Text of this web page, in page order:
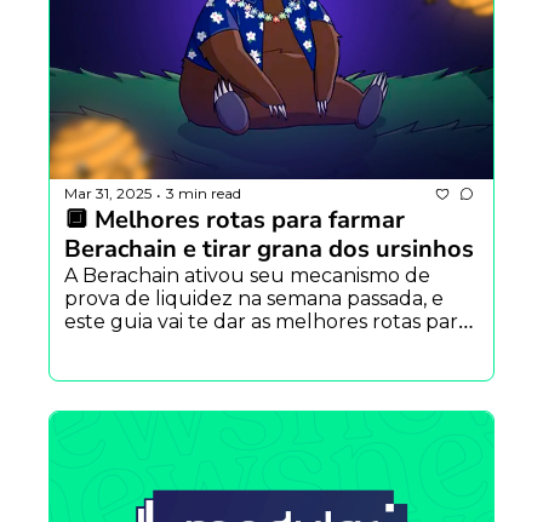
Mar 31, 2025 • 3 min read
🔲 Melhores rotas para farmar
Berachain e tirar grana dos ursinhos
A Berachain ativou seu mecanismo de
prova de liquidez na semana passada, e
este guia vai te dar as melhores rotas para